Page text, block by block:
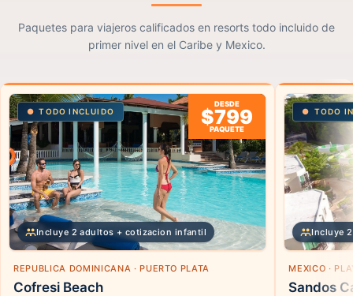
Paquetes para viajeros calificados en resorts todo incluido de
primer nivel en el Caribe y Mexico.
TODO INCLUIDO
DESDE
$799
PAQUETE
Incluye 2 adultos + cotizacion infantil
REPUBLICA DOMINICANA · PUERTO PLATA
Cofresi Beach
TODO
Incluye
MEXICO ·
Sandos